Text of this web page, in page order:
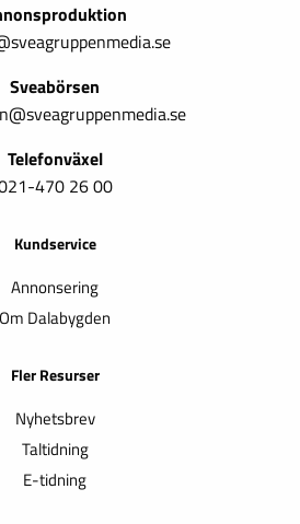
Sveabörsen
Telefonväxel
470 26 00
Kundservice
Annonsering
Om Dalabygden
Fler Resurser
Nyhetsbrev
Taltidning
E-tidning